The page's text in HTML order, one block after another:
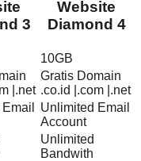
3
Website
Diamond 4
10GB
|.net
Gratis Domain
.co.id |.com |.net
Unlimited Email
Account
Unlimited
Bandwith